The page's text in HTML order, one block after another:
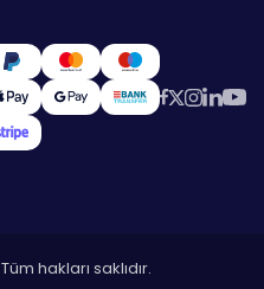
Tüm hakları saklıdır.